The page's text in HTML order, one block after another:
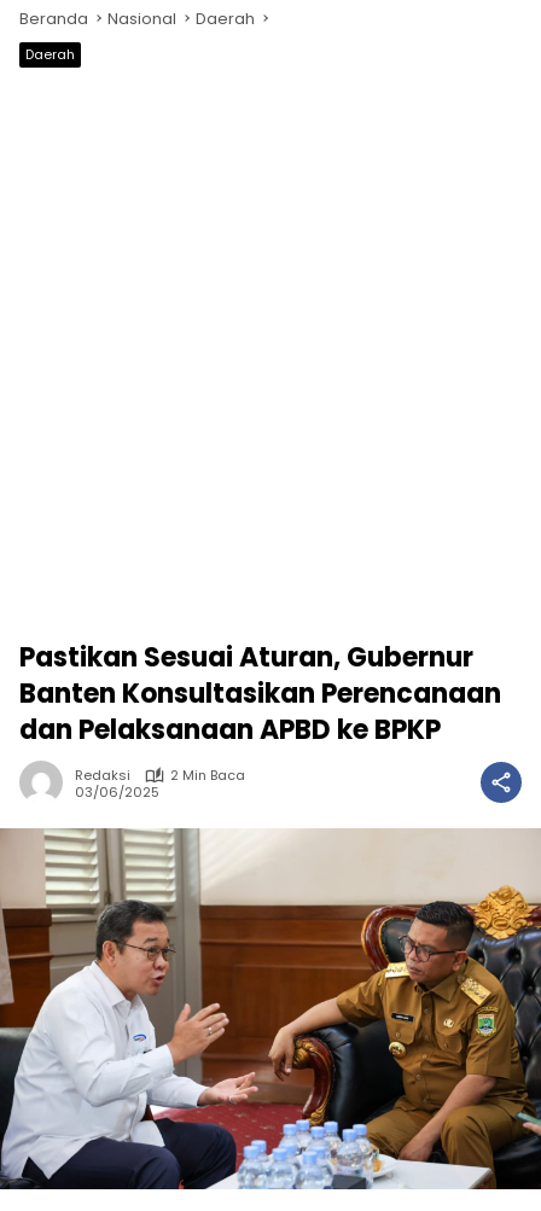
Beranda Nasional Daerah
Daerah
Pastikan Sesuai Aturan, Gubernur
Banten Konsultasikan Perencanaan
dan Pelaksanaan APBD ke BPKP
Redaksi
2 Min Baca
03/06/2025